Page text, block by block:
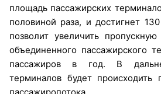
площадь пассажирских
половиной раза, и достигнет
позволит увеличить
объединенного пассажирского
пассажиров в год. В
терминалов будет
пассажиропотока.